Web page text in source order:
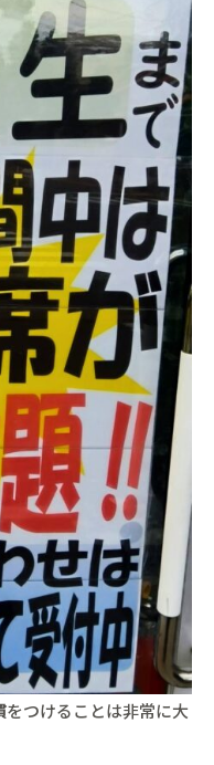
をつけることは非常に大